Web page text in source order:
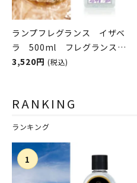
ランプフレグランス イザベ
ラ 500ml フレグランスラ
ンプ用オイル
3,520円 (税込)
RANKING
ランキング